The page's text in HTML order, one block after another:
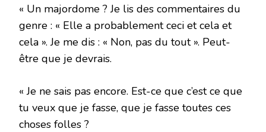
« Un majordome ? Je lis des commentaires du
genre : « Elle a probablement ceci et cela et
cela ». Je me dis : « Non, pas du tout ». Peut-
être que je devrais.
« Je ne sais pas encore. Est-ce que c’est ce que
tu veux que je fasse, que je fasse toutes ces
choses folles ?